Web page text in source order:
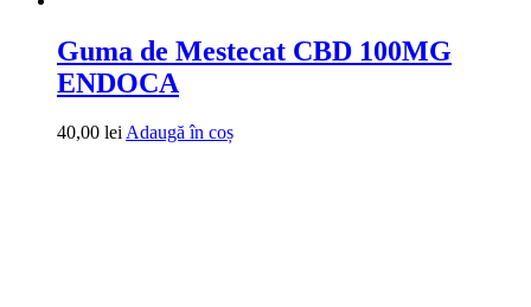
Guma de Mestecat CBD 100MG
ENDOCA
40,00 leiAdaugă în coș